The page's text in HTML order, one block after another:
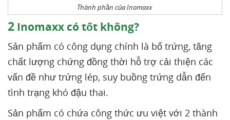
Thành phần của Inomaxx
2 Inomaxx có tốt không?
Sản phẩm có công dụng chính là bổ trứng, tăng
chất lượng chứng đồng thời hỗ trợ cải thiện các
vấn đề như trứng lép, suy buồng trứng dẫn đến
tình trạng khó đậu thai.
Sản phẩm có chứa công thức ưu việt với 2 thành